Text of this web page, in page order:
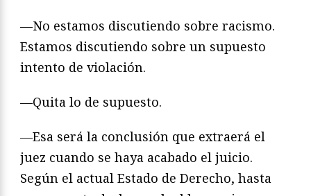
—No estamos discutiendo sobre racismo.
Estamos discutiendo sobre un supuesto
intento de violación.
—Quita lo de supuesto.
—Esa será la conclusión que extraerá el
juez cuando se haya acabado el juicio.
Según el actual Estado de Derecho, hasta